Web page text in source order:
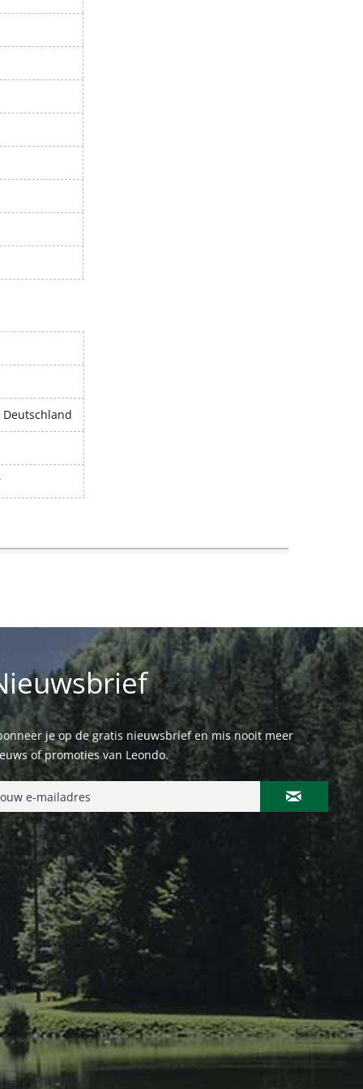
je op de gratis nieuwsbrief en mis nooit meer
of promoties van Leondo.